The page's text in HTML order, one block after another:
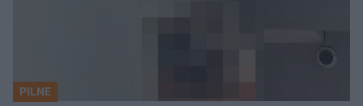
PILNE